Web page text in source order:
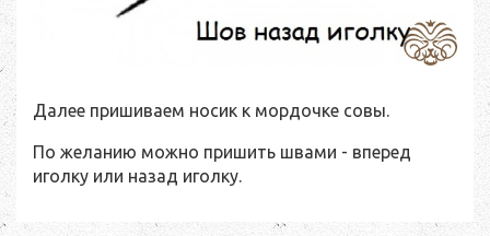
Далее пришиваем носик к мордочке совы.
По желанию можно пришить швами - вперед
иголку или назад иголку.